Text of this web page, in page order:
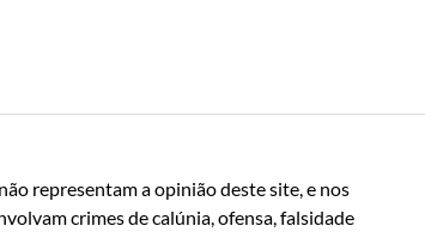
representam a opinião deste site, e nos
crimes de calúnia, ofensa, falsidade